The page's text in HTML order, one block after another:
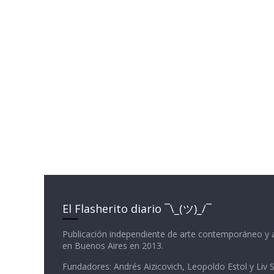
El Flasherito diario ¯\_(ツ)_/¯
Publicación independiente de arte contemporáneo y
en Buenos Aires en 2013.
Fundadores: Andrés Aizicovich, Leopoldo Estol y Liv